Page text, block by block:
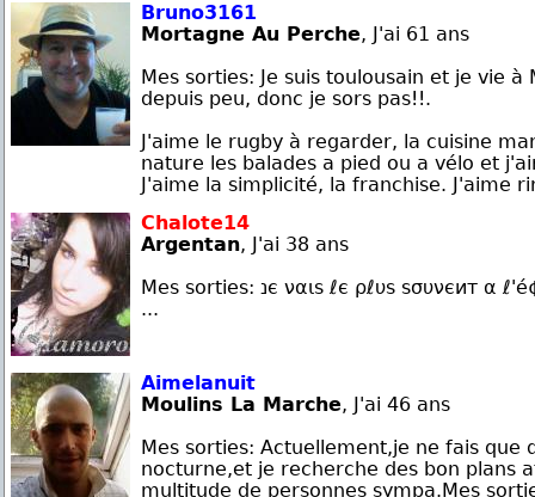
Bruno3161
Mortagne Au Perche, J'ai 61 ans
Mes sorties: Je suis toulousain et je vie à
depuis peu, donc je sors pas!!.
J'aime le rugby à regarder, la cuisine
nature les balades a pied ou a vélo et
J'aime la simplicité, la franchise. J'aime
Chalote14
Argentan, J'ai 38 ans
Mes sorties: נє ναιѕ ℓє ρℓυѕ ѕσυνєит α ℓ'é¢ℓιρѕє α вαтιℓℓу qυє נ'α∂σяє
...
Aimelanuit
Moulins La Marche, J'ai 46 ans
Mes sorties: Actuellement,je ne fais que
nocturne,et je recherche des bon plans
multitude de personnes sympa.Mes